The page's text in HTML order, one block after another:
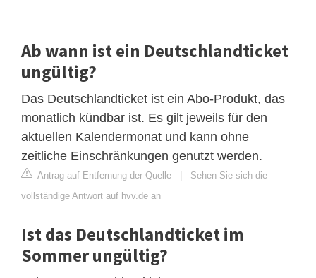
Ab wann ist ein Deutschlandticket
ungültig?
Das Deutschlandticket ist ein Abo-Produkt, das
monatlich kündbar ist. Es gilt jeweils für den
aktuellen Kalendermonat und kann ohne
zeitliche Einschränkungen genutzt werden.
Antrag auf Entfernung der Quelle
Sehen Sie sich die
vollständige Antwort auf hvv.de an
Ist das Deutschlandticket im
Sommer ungültig?